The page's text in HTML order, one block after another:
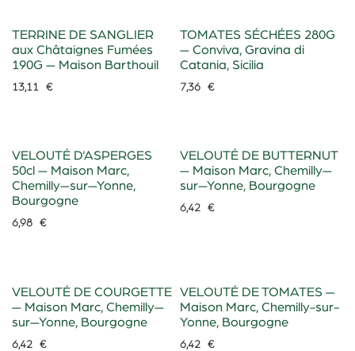
TERRINE DE SANGLIER
aux Châtaignes Fumées
190G — Maison Barthouil
13,11 €
TOMATES SÉCHÉES 280G
— Conviva, Gravina di
Catania, Sicilia
7,36€
VELOUTÉ D'ASPERGES
50cl — Maison Marc,
Chemilly—sur—Yonne,
Bourgogne
6,98 €
VELOUTÉ DE BUTTERNUT
— Maison Marc, Chemilly—
sur—Yonne, Bourgogne
6,42€
VELOUTÉ DE COURGETTE
— Maison Marc, Chemilly—
sur—Yonne, Bourgogne
6,42 €
VELOUTÉ DE TOMATES —
Maison Marc, Chemilly-sur-
Yonne, Bourgogne
6,42€